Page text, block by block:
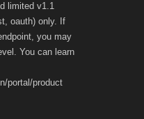
limited v1.1
oauth) only. If
you may
You can learn
portal/product